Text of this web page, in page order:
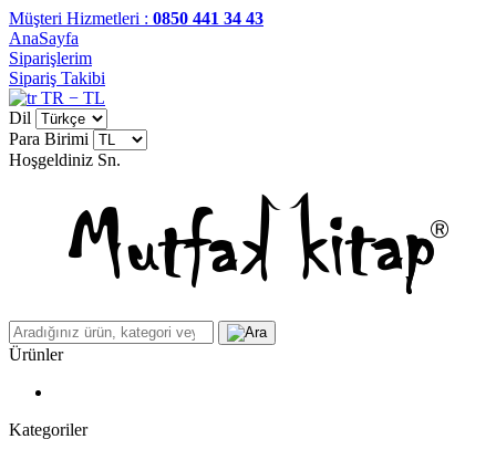
Müşteri Hizmetleri : 0850 441 34 43
AnaSayfa
Siparişlerim
Sipariş Takibi
TR − TL
Dil
Para Birimi
Hoşgeldiniz Sn.
Ürünler
Kategoriler